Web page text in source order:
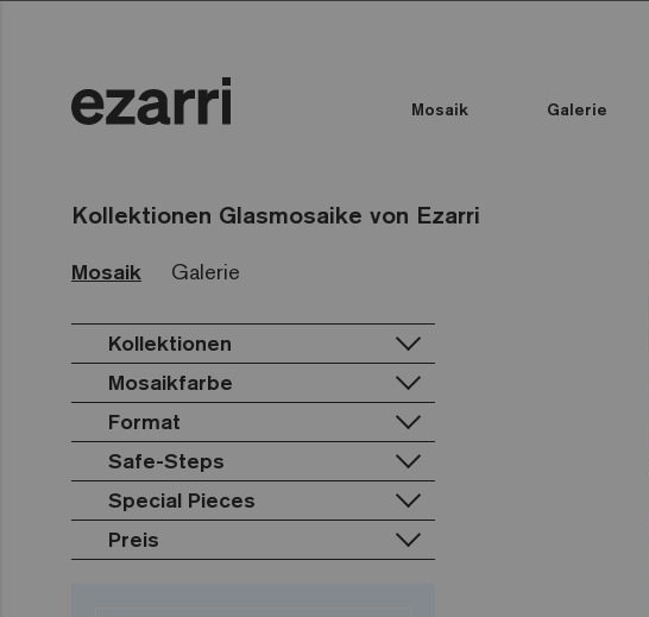
Mosaik Galerie
Kollektionen Glasmosaike von Ezarri
Mosaik Galerie
Kollektionen
Premium
Terrazzo
Gold
Aquarelle
Gemma
Zen
Mix
Fading out
Mosaikfarbe
Weiß
Schwarz
Grau
Blau
Grün
Format
25mm
50mm
Hexa
Safe-Steps
Anti-slip mosaics
Special Pieces
Corner
Preis